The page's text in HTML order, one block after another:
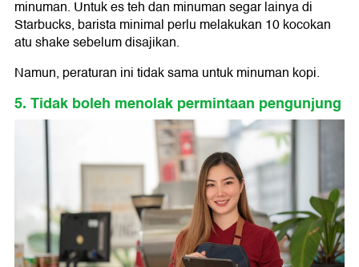
minuman. Untuk es teh dan minuman segar lainya di
Starbucks, barista minimal perlu melakukan 10 kocokan
atu shake sebelum disajikan.
Namun, peraturan ini tidak sama untuk minuman kopi.
5. Tidak boleh menolak permintaan pengunjung